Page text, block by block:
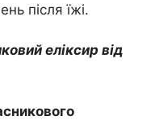
після їжі.
еліксир від